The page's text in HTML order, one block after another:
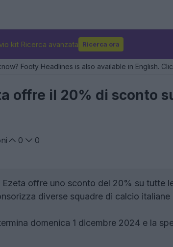
kit Ricerca avanzata Ricerca ora
Footy Headlines is also available in English.
offre il 20% di sconto
0
0
Ezeta offre uno sconto del 20% su tutte
diverse squadre di calcio
domenica 1 dicembre 2024 e la